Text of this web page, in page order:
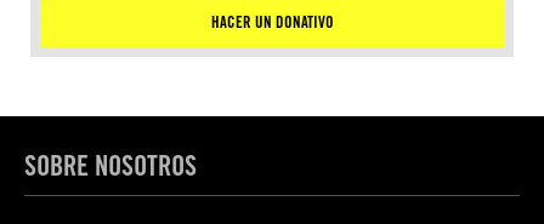
HACER UN DONATIVO
SOBRE NOSOTROS